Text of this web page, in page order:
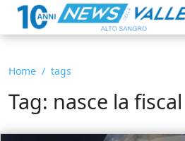
Home tags
Tag: nasce la